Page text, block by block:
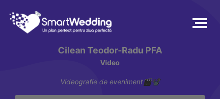
Cilean Teodor-Radu PFA
Video
Videografie de eveniment🎬📽